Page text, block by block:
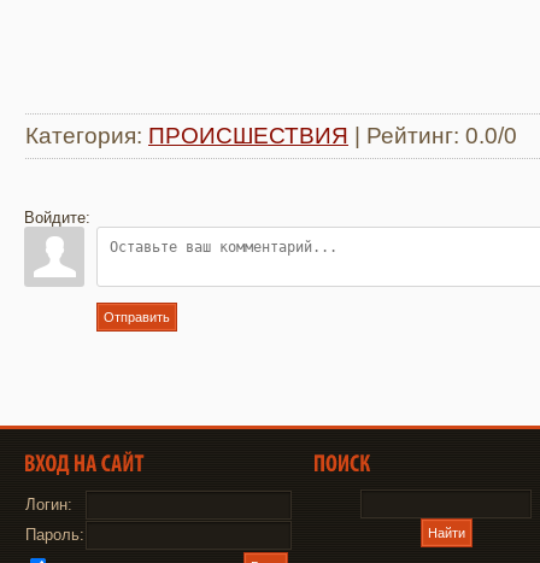
Категория: ПРОИСШЕСТВИЯ Рейтинг: 0.0/0
Войдите:
Отправить
Логин:
Пароль: